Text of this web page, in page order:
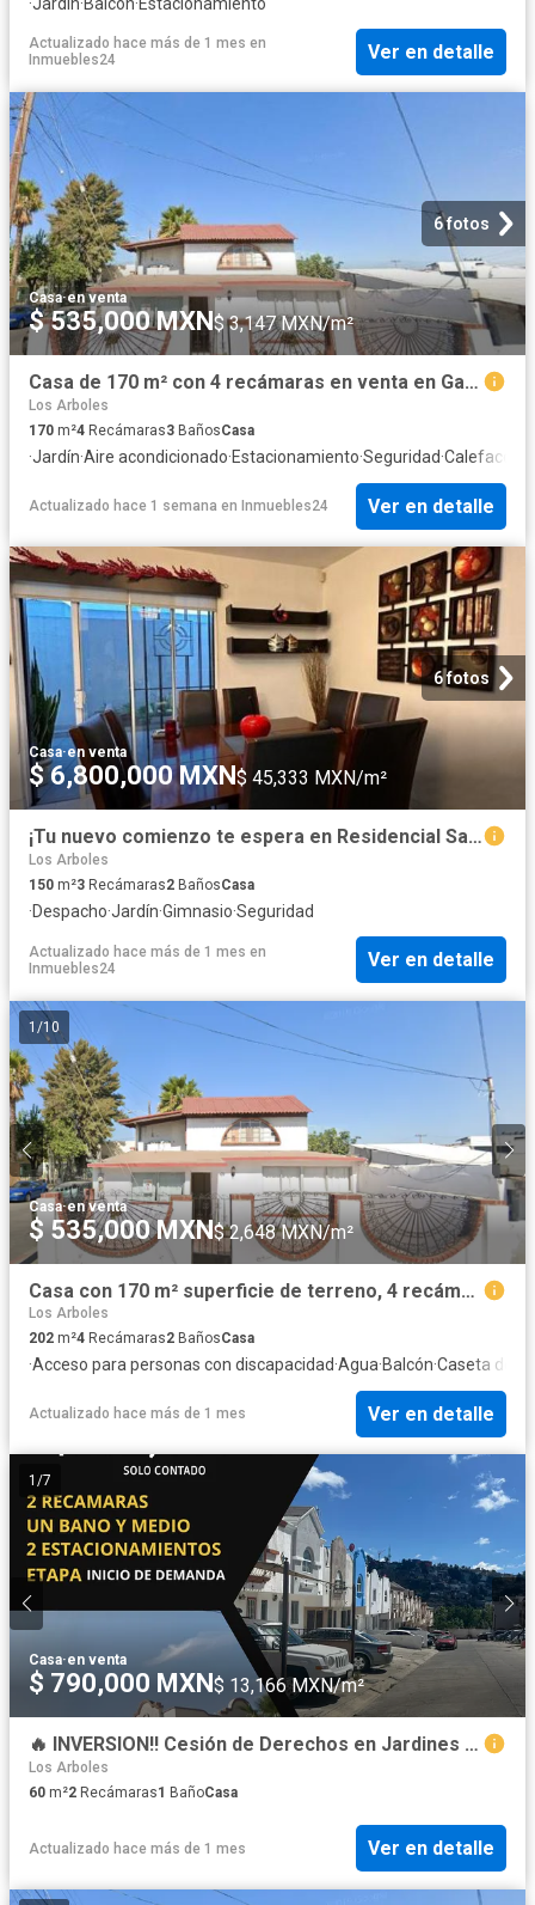
Actualizado hace más de 1 mes en
Inmuebles24
Ver en detalle
6 fotos
Casa·en venta
$ 535,000 MXN$ 3,147 MXN/m²
Casa de 170 m² con 4 recámaras en venta en Gas y Anexas
Los Arboles
170 m²4 Recámaras3 BañosCasa
·Jardín·Aire acondicionado·Estacionamiento·Seguridad·Calefacción
Actualizado hace 1 semana en Inmuebles24 Ver en detalle
6 fotos
Casa·en venta
$ 6,800,000 MXN$ 45,333 MXN/m²
¡Tu nuevo comienzo te espera en Residencial San Angelín!
Los Arboles
150 m²3 Recámaras2 BañosCasa
·Despacho·Jardín·Gimnasio·Seguridad
Actualizado hace más de 1 mes en
Inmuebles24
Ver en detalle
1 /10
Casa·en venta
$ 535,000 MXN$ 2,648 MXN/m²
Casa con 170 m² superficie de terreno, 4 recámaras en venta, Tijuana
Los Arboles
202 m²4 Recámaras2 BañosCasa
·Acceso para personas con discapacidad·Agua·Balcón·Caseta de
Actualizado hace más de 1 mes Ver en detalle
1 /7
Casa·en venta
$ 790,000 MXN$ 13,166 MXN/m²
🔥 INVERSION!! Cesión de Derechos en Jardines de Agua Caliente PRIV OLIVO.
Los Arboles
60 m²2 Recámaras1 BañoCasa
Actualizado hace más de 1 mes Ver en detalle